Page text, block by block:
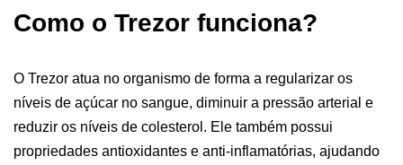
Como o Trezor funciona?
O Trezor atua no organismo de forma a regularizar os
níveis de açúcar no sangue, diminuir a pressão arterial e
reduzir os níveis de colesterol. Ele também possui
propriedades antioxidantes e anti-inflamatórias, ajudando